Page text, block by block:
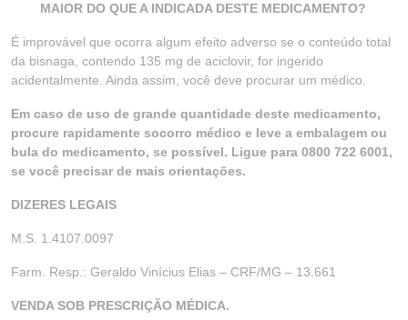
MAIOR DO QUE A INDICADA DESTE MEDICAMENTO?
É improvável que ocorra algum efeito adverso se o conteúdo total
da bisnaga, contendo 135 mg de aciclovir, for ingerido
acidentalmente. Ainda assim, você deve procurar um médico.
Em caso de uso de grande quantidade deste medicamento,
procure rapidamente socorro médico e leve a embalagem ou
bula do medicamento, se possível. Ligue para 0800 722 6001,
se você precisar de mais orientações.
DIZERES LEGAIS
M.S. 1.4107.0097
Farm. Resp.: Geraldo Vinícius Elias – CRF/MG – 13.661
VENDA SOB PRESCRIÇÃO MÉDICA.